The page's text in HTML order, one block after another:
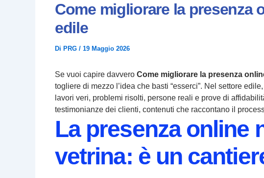
Come migliorare la presenza
edile
Di PRG / 19 Maggio 2026
Se vuoi capire davvero Come migliorare la presenza
togliere di mezzo l’idea che basti “esserci”. Nel settore
lavori veri, problemi risolti, persone reali e prove di
testimonianze dei clienti, contenuti che raccontano il
La presenza online
vetrina: è un